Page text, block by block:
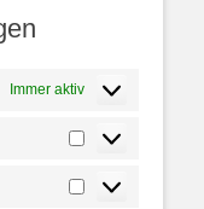
Immer aktiv
Statistiken
Marketing